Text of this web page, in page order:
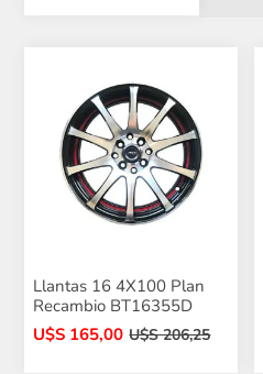
Llantas 16 4X100 Plan
Recambio BT16355D
U$S 165,00 U$S 206,25